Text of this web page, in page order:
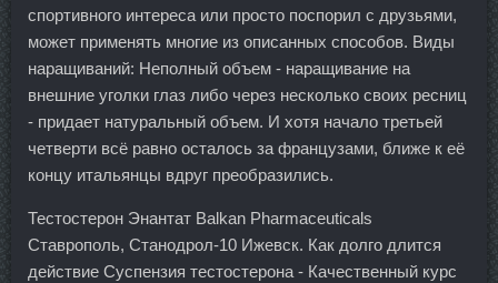
спортивного интереса или просто поспорил с друзьями,
может применять многие из описанных способов. Виды
наращиваний: Неполный объем - наращивание на
внешние уголки глаз либо через несколько своих ресниц
- придает натуральный объем. И хотя начало третьей
четверти всё равно осталось за французами, ближе к её
концу итальянцы вдруг преобразились.
Тестостерон Энантат Balkan Pharmaceuticals
Ставрополь, Станодрол-10 Ижевск. Как долго длится
действие Суспензия тестостерона - Качественный курс